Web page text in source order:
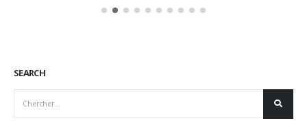
SEARCH